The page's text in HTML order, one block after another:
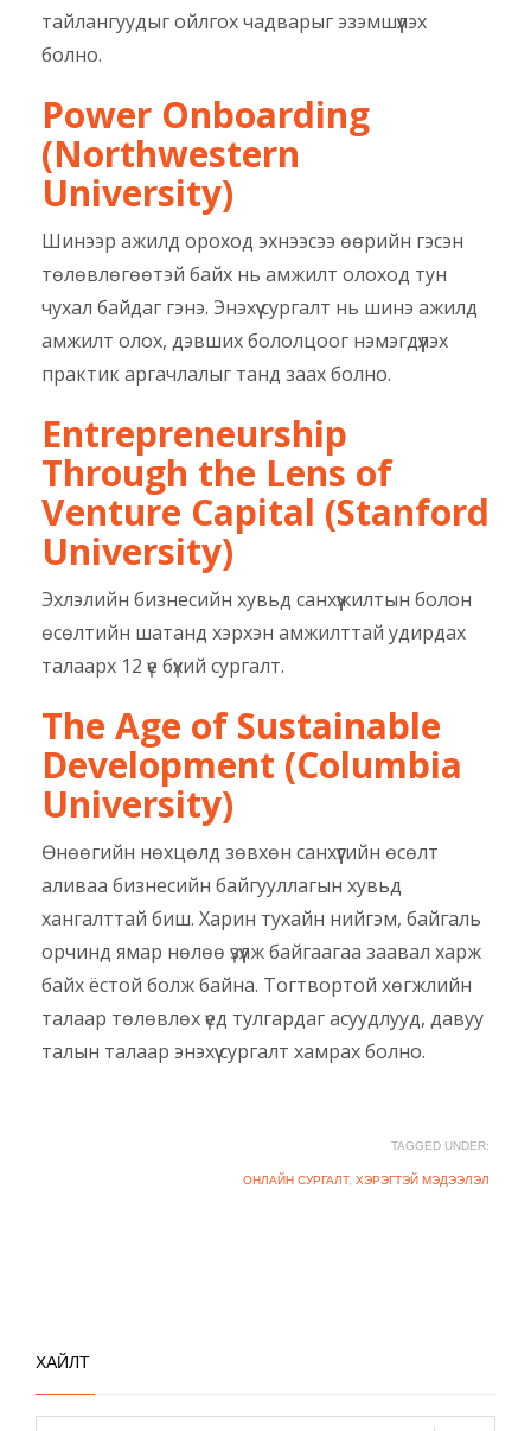
тайлангуудыг ойлгох чадварыг эзэмшүүлэх
болно.
Power Onboarding
(Northwestern
University)
Шинээр ажилд ороход эхнээсээ өөрийн гэсэн
төлөвлөгөөтэй байх нь амжилт олоход тун
чухал байдаг гэнэ. Энэхүү сургалт нь шинэ ажилд
амжилт олох, дэвших бололцоог нэмэгдүүлэх
практик аргачлалыг танд заах болно.
Entrepreneurship
Through the Lens of
Venture Capital (Stanford
University)
Эхлэлийн бизнесийн хувьд санхүүжилтын болон
өсөлтийн шатанд хэрхэн амжилттай удирдах
талаарх 12 үе бүхий сургалт.
The Age of Sustainable
Development (Columbia
University)
Өнөөгийн нөхцөлд зөвхөн санхүүгийн өсөлт
аливаа бизнесийн байгууллагын хувьд
хангалттай биш. Харин тухайн нийгэм, байгаль
орчинд ямар нөлөө үзүүлж байгаагаа заавал харж
байх ёстой болж байна. Тогтвортой хөгжлийн
талаар төлөвлөх үед тулгардаг асуудлууд, давуу
талын талаар энэхүү сургалт хамрах болно.
TAGGED UNDER:
ОНЛАЙН СУРГАЛТ, ХЭРЭГТЭЙ МЭДЭЭЛЭЛ
ХАЙЛТ